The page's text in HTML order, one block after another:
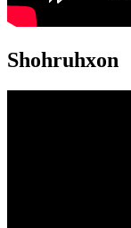
Shohruhxon